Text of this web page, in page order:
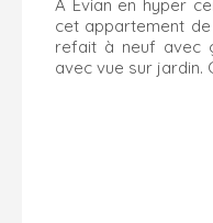
A Evian en hyper
cet appartement
refait à neuf avec
avec vue sur jardin.